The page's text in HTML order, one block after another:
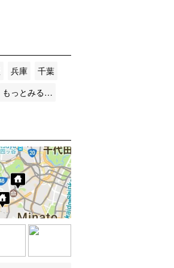
兵庫
千葉
もっとみる…